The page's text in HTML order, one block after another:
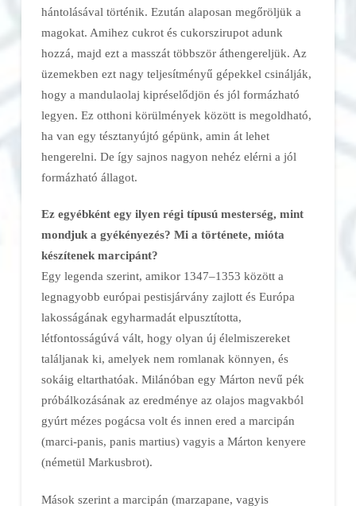
hántolásával történik. Ezután alaposan megőröljük a
magokat. Amihez cukrot és cukorszirupot adunk
hozzá, majd ezt a masszát többször áthengereljük. Az
üzemekben ezt nagy teljesítményű gépekkel csinálják,
hogy a mandulaolaj kipréselődjön és jól formázható
legyen. Ez otthoni körülmények között is megoldható,
ha van egy tésztanyújtó gépünk, amin át lehet
hengerelni. De így sajnos nagyon nehéz elérni a jól
formázható állagot.
Ez egyébként egy ilyen régi típusú mesterség, mint
mondjuk a gyékényezés? Mi a története, mióta
készítenek marcipánt?
Egy legenda szerint, amikor 1347–1353 között a
legnagyobb európai pestisjárvány zajlott és Európa
lakosságának egyharmadát elpusztította,
létfontosságúvá vált, hogy olyan új élelmiszereket
találjanak ki, amelyek nem romlanak könnyen, és
sokáig eltarthatóak. Milánóban egy Márton nevű pék
próbálkozásának az eredménye az olajos magvakból
gyúrt mézes pogácsa volt és innen ered a marcipán
(marci-panis, panis martius) vagyis a Márton kenyere
(németül Markusbrot).
Mások szerint a marcipán (marzapane, vagyis